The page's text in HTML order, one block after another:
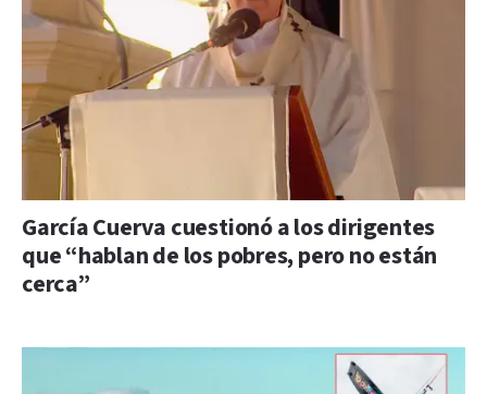
García Cuerva cuestionó a los dirigentes
que “hablan de los pobres, pero no están
cerca”